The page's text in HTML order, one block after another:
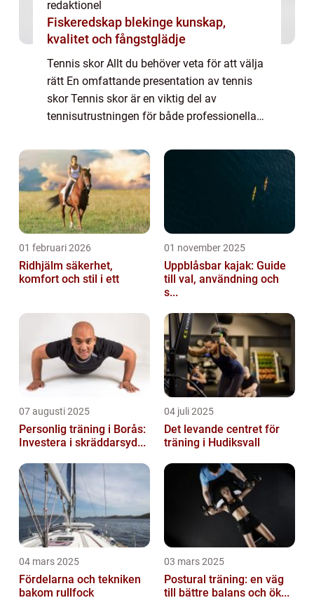
redaktionel
Fiskeredskap blekinge kunskap,
kvalitet och fångstglädje
Tennis skor Allt du behöver veta för att välja
rätt En omfattande presentation av tennis
skor Tennis skor är en viktig del av
tennisutrustningen för både professionella
utformade för att ge spelare den bä...
01 februari 2026
Ridhjälm säkerhet,
komfort och stil i ett
01 november 2025
Uppblåsbar kajak: Guide
till val, användning och
s...
07 augusti 2025
Personlig träning i Borås:
Investera i skräddarsyd...
04 juli 2025
Det levande centret för
träning i Hudiksvall
04 mars 2025
Fördelarna och tekniken
bakom rullfock
03 mars 2025
Postural träning: en väg
till bättre balans och ök...